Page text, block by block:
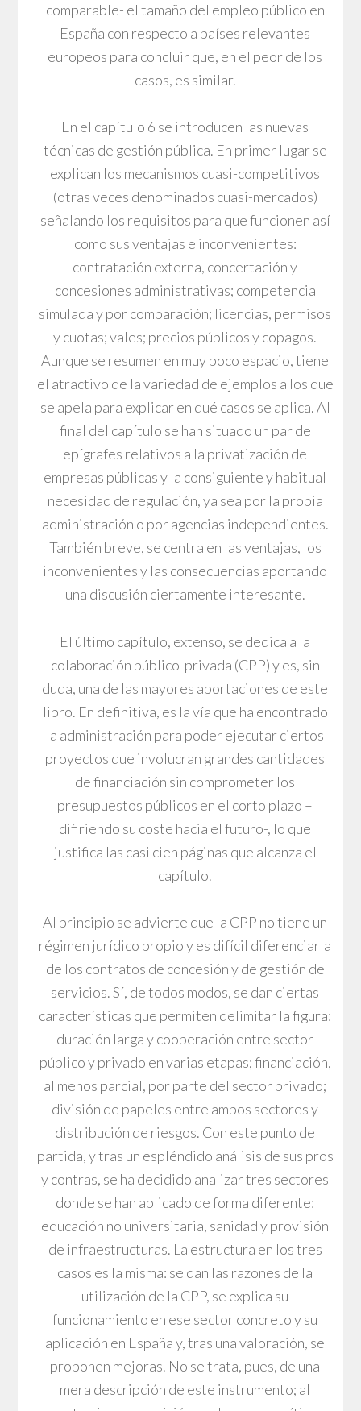
comparable- el tamaño del empleo público en
España con respecto a países relevantes
europeos para concluir que, en el peor de los
casos, es similar.
En el capítulo 6 se introducen las nuevas
técnicas de gestión pública. En primer lugar se
explican los mecanismos cuasi-competitivos
(otras veces denominados cuasi-mercados)
señalando los requisitos para que funcionen así
como sus ventajas e inconvenientes:
contratación externa, concertación y
concesiones administrativas; competencia
simulada y por comparación; licencias, permisos
y cuotas; vales; precios públicos y copagos.
Aunque se resumen en muy poco espacio, tiene
el atractivo de la variedad de ejemplos a los que
se apela para explicar en qué casos se aplica. Al
final del capítulo se han situado un par de
epígrafes relativos a la privatización de
empresas públicas y la consiguiente y habitual
necesidad de regulación, ya sea por la propia
administración o por agencias independientes.
También breve, se centra en las ventajas, los
inconvenientes y las consecuencias aportando
una discusión ciertamente interesante.
El último capítulo, extenso, se dedica a la
colaboración público-privada (CPP) y es, sin
duda, una de las mayores aportaciones de este
libro. En definitiva, es la vía que ha encontrado
la administración para poder ejecutar ciertos
proyectos que involucran grandes cantidades
de financiación sin comprometer los
presupuestos públicos en el corto plazo –
difiriendo su coste hacia el futuro-, lo que
justifica las casi cien páginas que alcanza el
capítulo.
Al principio se advierte que la CPP no tiene un
régimen jurídico propio y es difícil diferenciarla
de los contratos de concesión y de gestión de
servicios. Sí, de todos modos, se dan ciertas
características que permiten delimitar la figura:
duración larga y cooperación entre sector
público y privado en varias etapas; financiación,
al menos parcial, por parte del sector privado;
división de papeles entre ambos sectores y
distribución de riesgos. Con este punto de
partida, y tras un espléndido análisis de sus pros
y contras, se ha decidido analizar tres sectores
donde se han aplicado de forma diferente:
educación no universitaria, sanidad y provisión
de infraestructuras. La estructura en los tres
casos es la misma: se dan las razones de la
utilización de la CPP, se explica su
funcionamiento en ese sector concreto y su
aplicación en España y, tras una valoración, se
proponen mejoras. No se trata, pues, de una
mera descripción de este instrumento; al